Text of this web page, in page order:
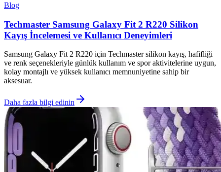
Blog
Techmaster Samsung Galaxy Fit 2 R220 Silikon
Kayış İncelemesi ve Kullanıcı Deneyimleri
Samsung Galaxy Fit 2 R220 için Techmaster silikon kayış, hafifliği
ve renk seçenekleriyle günlük kullanım ve spor aktivitelerine uygun,
kolay montajlı ve yüksek kullanıcı memnuniyetine sahip bir
aksesuar.
Daha fazla bilgi edinin